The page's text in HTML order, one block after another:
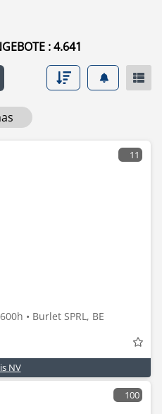
: 4.641
11
• Burlet SPRL, BE
NV
100